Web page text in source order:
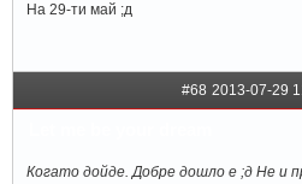
На 29-ти май ;д
#68 2013-07-29
Когато дойде. Добре дошло е ;д Не и